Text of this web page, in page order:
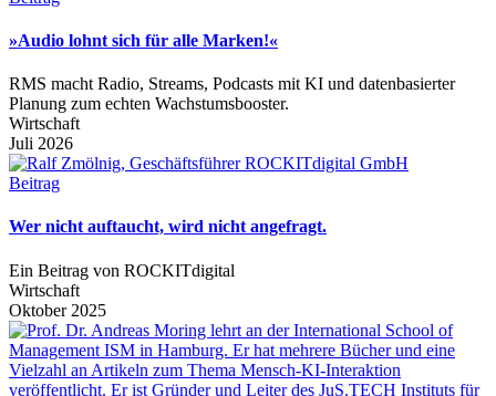
»Audio lohnt sich für alle Marken!«
RMS macht Radio, Streams, Podcasts mit KI und datenbasierter
Planung zum echten Wachstumsbooster.
Wirtschaft
Juli 2026
Beitrag
Wer nicht auftaucht, wird nicht angefragt.
Ein Beitrag von ROCKITdigital
Wirtschaft
Oktober 2025